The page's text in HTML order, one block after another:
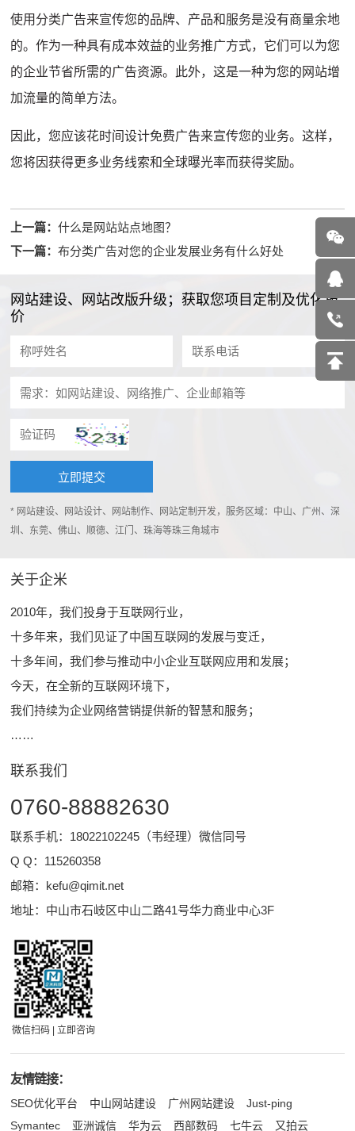
使用分类广告来宣传您的品牌、产品和服务是没有商量余地
的。作为一种具有成本效益的业务推广方式，它们可以为您
的企业节省所需的广告资源。 此外，这是一种为您的网站增
加流量的简单方法。
因此，您应该花时间设计免费广告来宣传您的业务。这样，
您将因获得更多业务线索和全球曝光率而获得奖励。
上一篇：什么是网站站点地图？
下一篇：布分类广告对您的企业发展业务有什么好处
网站建设、网站改版升级；获取您项目定制及优化报
价
* 网站建设、网站设计、网站制作、网站定制开发，服务区域：中山、广州、深
圳、东莞、佛山、顺德、江门、珠海等珠三角城市
关于企米
2010年，我们投身于互联网行业，
十多年来，我们见证了中国互联网的发展与变迁，
十多年间，我们参与推动中小企业互联网应用和发展；
今天，在全新的互联网环境下，
我们持续为企业网络营销提供新的智慧和服务；
……
联系我们
0760-88882630
联系手机：18022102245（韦经理）微信同号
Q Q： 115260358
邮箱： kefu@qimit.net
地址：中山市石岐区中山二路41号华力商业中心3F
微信扫码 | 立即咨询
友情链接：
SEO优化平台 中山网站建设 广州网站建设
Just-ping
Symantec
亚洲诚信 华为云 西部数码 七牛云 又拍云